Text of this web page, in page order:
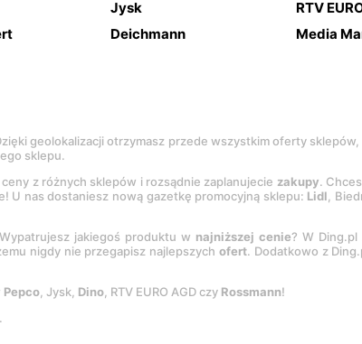
Jysk
RTV
Deichmann Media
geolokalizacji otrzymasz przede wszystkim oferty
sklepu.
z różnych sklepów i rozsądnie zaplanujecie zakupy.
U nas dostaniesz nową gazetkę promocyjną sklepu: Lidl,
jakiegoś produktu w najniższej cenie? W Ding.pl
nigdy nie przegapisz najlepszychofert. Dodatkowo z
Pepco, Jysk, Dino, RTV EURO AGD czy Rossmann!